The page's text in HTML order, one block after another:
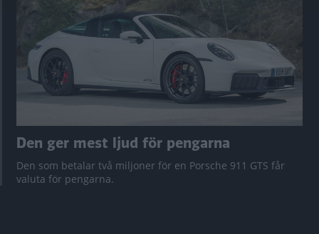
Den ger mest ljud för pengarna
Den som betalar två miljoner för en Porsche 911 GTS får
valuta för pengarna.